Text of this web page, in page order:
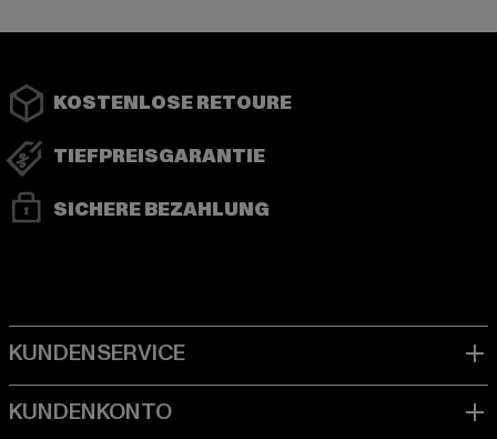
KOSTENLOSE RETOURE
TIEFPREISGARANTIE
SICHERE BEZAHLUNG